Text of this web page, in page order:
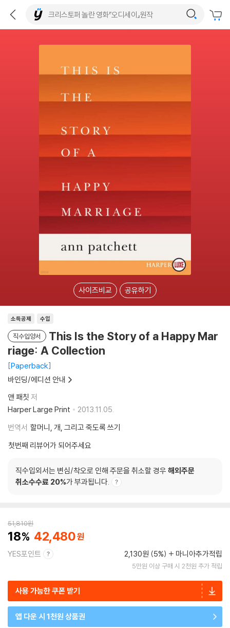
사이즈비교 공유하기
소득공제 수입
직수입양서
This Is the Story of a Happy Mar
riage: A Collection
Paperback
바인딩/에디션 안내
앤 패칫 저
Harper Large Print
2013.11.05.
번역서 할머니, 개, 그리고 죽도록 쓰기
첫번째 리뷰어가 되어주세요
직수입외서는 변심/착오로 인해 주문을 취소할 경우 해외주문
취소수수료 20%가 부과됩니다.
51,810원
18 42,480
YES포인트 2,130원 (5%) 마니아추가적립
5만원 이상 구매 시 2천원 추가 적립
사용 가능한 쿠폰 받기
앱 다운 시 1천원 상품권